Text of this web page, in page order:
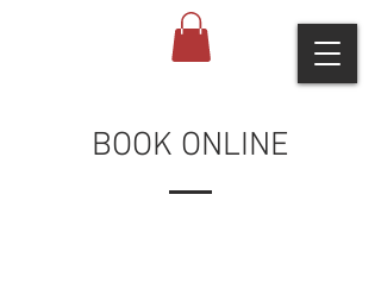
BOOK ONLINE